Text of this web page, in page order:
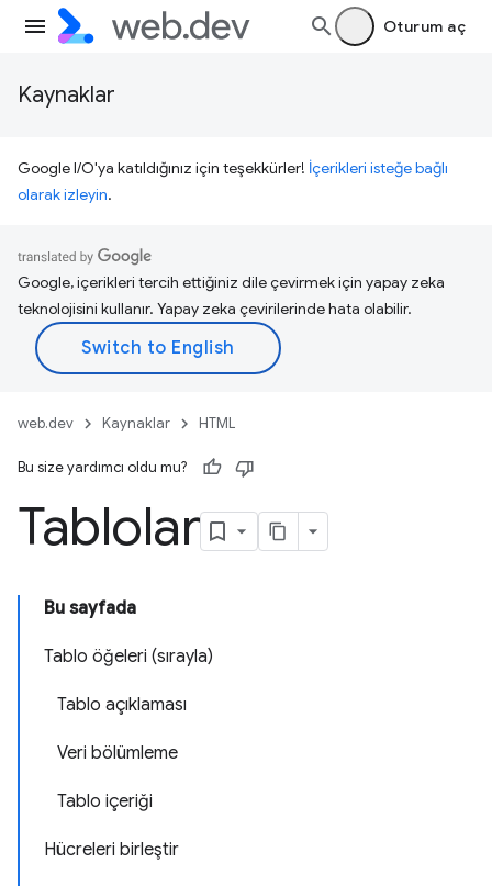
Oturum aç
Kaynaklar
Google I/O'ya katıldığınız için teşekkürler! İçerikleri isteğe bağlı
olarak izleyin.
Google, içerikleri tercih ettiğiniz dile çevirmek için yapay zeka
teknolojisini kullanır. Yapay zeka çevirilerinde hata olabilir.
web.dev Kaynaklar HTML
Bu size yardımcı oldu mu?
Tablolar
Bu sayfada
Tablo öğeleri (sırayla)
Tablo açıklaması
Veri bölümleme
Tablo içeriği
Hücreleri birleştir